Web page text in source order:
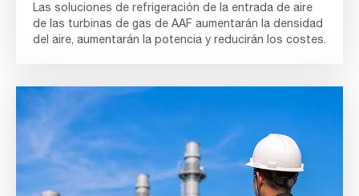
Las soluciones de refrigeración de la entrada de aire
de las turbinas de gas de AAF aumentarán la densidad
del aire, aumentarán la potencia y reducirán los costes.